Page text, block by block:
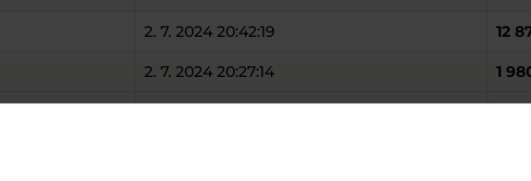
2. 7. 2024 20:42:19 12
2. 7. 2024 20:27:14 1